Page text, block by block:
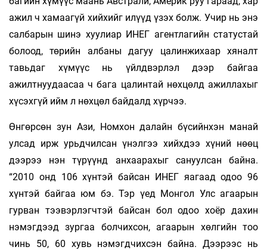
ажил ч хамаагүй хийхийг илүүд үзэх болж. Учир нь энэ
салбарын шинэ хуулиар ИНЕГ агентлагийн статустай
болоод, төрийн албаны дагуу цалинжихаар хяналт
тавьдаг хүмүүс нь үйлдвэрлэл дээр байгаа
ажилтнуудаасаа ч бага цалинтай нөхцөлд ажиллахыг
хүсэхгүй ийм л нөхцөл байдалд хүрчээ.
Өнгөрсөн зун Ази, Номхон далайн бүсийнхэн манай
улсад ирж урьдчилсан үнэлгээ хийхдээ хүний нөөц
дээрээ нэн түрүүнд анхаарахыг сануулсан байна.
“2010 онд 106 хүнтэй байсан ИНЕГ яагаад одоо 96
хүнтэй байгаа юм бэ. Тэр үед Монгол Улс агаарын
гурван тээвэрлэгчтэй байсан бол одоо хоёр дахин
нэмэгдээд зургаа болчихсон, агаарын хөлгийн тоо
чинь 50, 60 хувь нэмэгдчихсэн байна. Дээрээс нь